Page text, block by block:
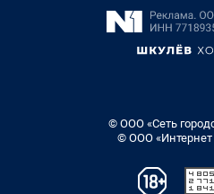
© ООО «Сеть
© ООО «Интернет